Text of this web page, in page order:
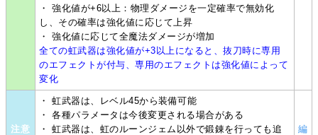
・ 強化値が+6以上：物理ダメージを一定確率で無効化
し、その確率は強化値に応じて上昇
・ 強化値に応じて全魔法ダメージが増加
全ての虹武器は強化値が+3以上になると、抜刀時に専用
のエフェクトが付与、専用のエフェクトは強化値によって
変化
注意
・ 虹武器は、レベル45から装備可能
・ 各種パラメータは今後変更される場合がある
・ 虹武器は、虹のルーンジェム以外で鍛錬を行っても追
編